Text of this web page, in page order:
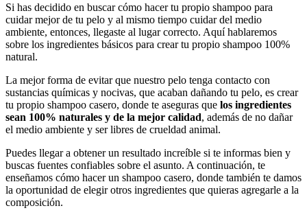
Si has decidido en buscar cómo hacer tu propio shampoo para
cuidar mejor de tu pelo y al mismo tiempo cuidar del medio
ambiente, entonces, llegaste al lugar correcto. Aquí hablaremos
sobre los ingredientes básicos para crear tu propio shampoo 100%
natural.
La mejor forma de evitar que nuestro pelo tenga contacto con
sustancias químicas y nocivas, que acaban dañando tu pelo, es crear
tu propio shampoo casero, donde te aseguras que los ingredientes
sean 100% naturales y de la mejor calidad, además de no dañar
el medio ambiente y ser libres de crueldad animal.
Puedes llegar a obtener un resultado increíble si te informas bien y
buscas fuentes confiables sobre el asunto. A continuación, te
enseñamos cómo hacer un shampoo casero, donde también te damos
la oportunidad de elegir otros ingredientes que quieras agregarle a la
composición.